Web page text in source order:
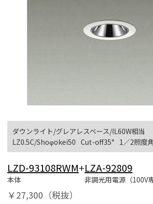
ダウンライト/グレアレスベース/IL60W相当
LZ0.5C/Shoφokei50 Cut-off35° 1／2照度
LZD-93108RWM+
本体
LZA-92809
非調光用電源（100V専
￥27,300（税抜）